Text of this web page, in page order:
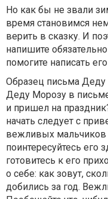
Но как бы не звали
время становимся
верить в сказку. И
напишите
помогите написать
Образец письма Деду
Деду Морозу в
и пришел на
начать следует с
вежливых мальчиков
поинтересуйтесь его
готовитесь к его
о себе: как зовут,
добились за год.